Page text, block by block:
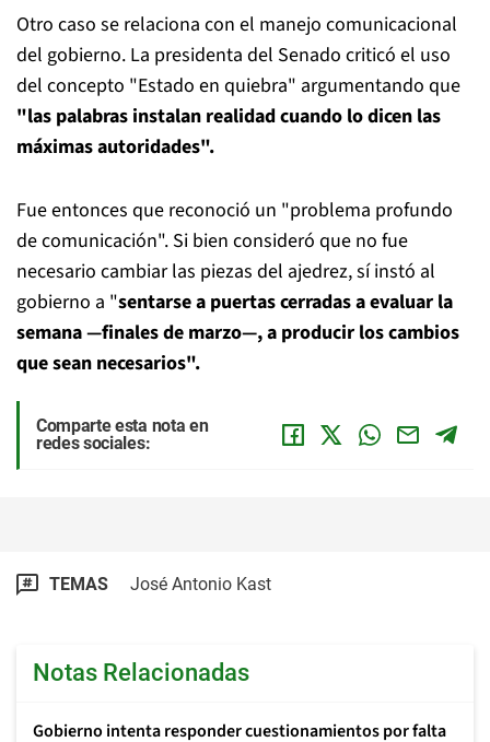
Otro caso se relaciona con el manejo comunicacional
del gobierno. La presidenta del Senado criticó el uso
del concepto "Estado en quiebra" argumentando que
"las palabras instalan realidad cuando lo dicen las
máximas autoridades".
Fue entonces que reconoció un "problema profundo
de comunicación". Si bien consideró que no fue
necesario cambiar las piezas del ajedrez, sí instó al
gobierno a "sentarse a puertas cerradas a evaluar la
semana —finales de marzo—, a producir los cambios
que sean necesarios".
Comparte esta nota en
redes sociales:
TEMAS José Antonio Kast
Notas Relacionadas
Gobierno intenta responder cuestionamientos por falta